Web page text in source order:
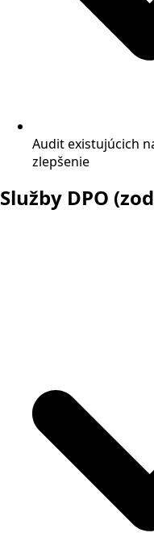
Audit existujúcich
zlepšenie
Služby DPO